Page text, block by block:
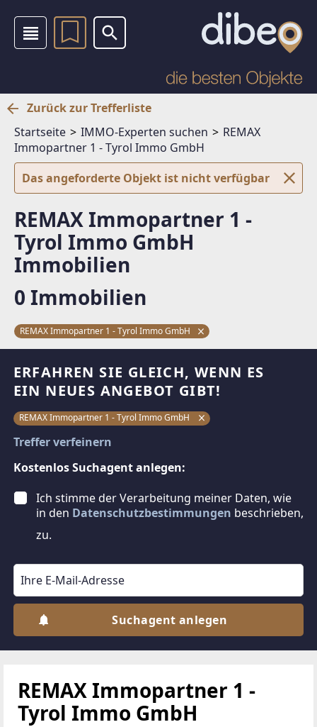
Zurück zur Trefferliste
Startseite
IMMO-Experten suchen
REMAX
Immopartner 1 - Tyrol Immo GmbH
Das angeforderte Objekt ist nicht verfügbar
REMAX Immopartner 1 -
Tyrol Immo GmbH
Immobilien
0 Immobilien
REMAX Immopartner 1 - Tyrol Immo GmbH
ERFAHREN SIE GLEICH, WENN ES
EIN NEUES ANGEBOT GIBT!
REMAX Immopartner 1 - Tyrol Immo GmbH
Treffer verfeinern
Kostenlos Suchagent anlegen:
Ich stimme der Verarbeitung meiner Daten, wie
in den Datenschutzbestimmungen beschrieben,
zu.
Suchagent anlegen
REMAX Immopartner 1 -
Tyrol Immo GmbH